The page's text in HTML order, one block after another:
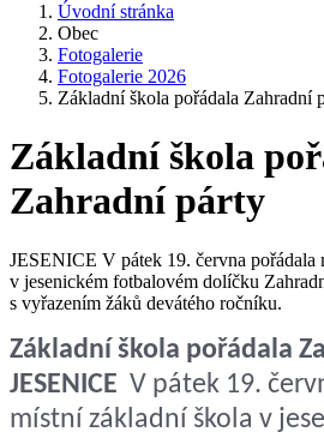
Úvodní stránka
Obec
Fotogalerie
Fotogalerie 2026
Základní škola pořádala Zahradní
Základní škola
Zahradní párty
JESENICE V pátek 19. června pořádala
v jesenickém fotbalovém dolíčku
s vyřazením žáků devátého ročníku.
Základní škola pořádala
JESENICE V pátek 19.
místní základní škola v